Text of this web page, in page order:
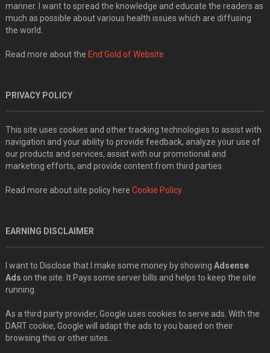
manner. I want to spread the knowledge and educate the readers as
much as possible about various health issues which are diffusing
the world.
Read more about the End Gold of Website
PRIVACY POLICY
This site uses cookies and other tracking technologies to assist with
navigation and your ability to provide feedback, analyze your use of
our products and services, assist with our promotional and
marketing efforts, and provide content from third parties.
Read more about site policy here Cookie Policy
EARNING DISCLAIMER
I want to Disclose that I make some money by showing Adsense
Ads on the site. It Pays some server bills and helps to keep the site
running.
As a third party provider, Google uses cookies to serve ads. With the
DART cookie, Google will adapt the ads to you based on their
browsing this or other sites..